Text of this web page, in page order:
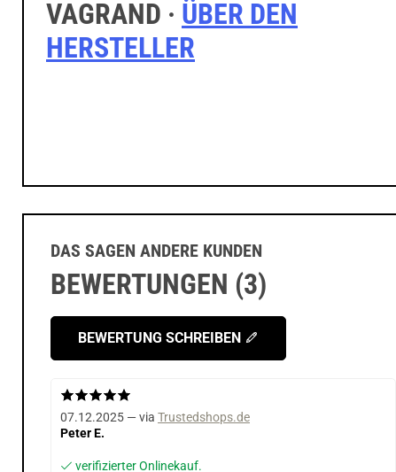
VAGRAND · ÜBER DEN
HERSTELLER
DAS SAGEN ANDERE KUNDEN
BEWERTUNGEN (3)
BEWERTUNG SCHREIBEN
07.12.2025 — via Trustedshops.de
Peter E.
verifizierter Onlinekauf.